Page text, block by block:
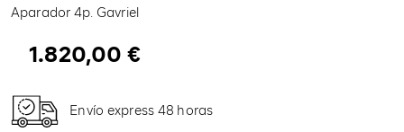
Aparador 4p. Gavriel
1.820,00 €
Envío express 48 horas